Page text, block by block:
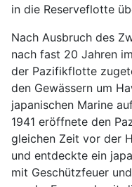
in die Reserveflotte
Nach Ausbruch des
nach fast 20 Jahren
der Pazifikflotte
den Gewässern um
japanischen Marine
1941 eröffnete den
gleichen Zeit vor der
und entdeckte ein
mit Geschützfeuer